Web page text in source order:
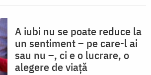
A iubi nu se poate reduce la
un sentiment – pe care-l ai
sau nu –, ci e o lucrare, o
alegere de viață